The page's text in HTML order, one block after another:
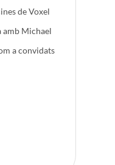
de Voxel
amb Michael
a convidats